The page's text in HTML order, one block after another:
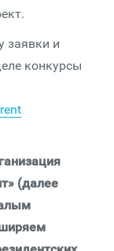
заявки и
конкурсы
(далее